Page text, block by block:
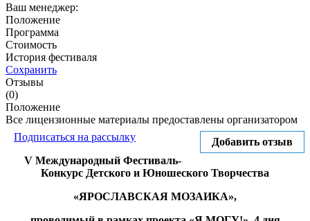
Ваш менеджер:
Положение
Программа
Стоимость
История фестиваля
Сохранить
Отзывы
(0)
Положение
Все лицензионные материалы предоставлены организатором
Добавить отзыв
Подписаться на рассылку
V Международный Фестиваль-
Конкурс Детского и Юношеского Творчества
«ЯРОСЛАВСКАЯ МОЗАИКА»,